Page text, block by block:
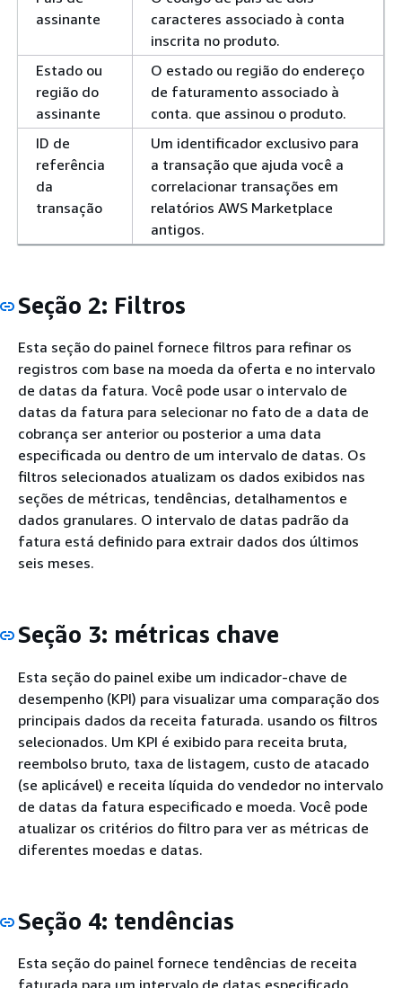
assinante
caracteres associado à conta
inscrita no produto.
Estado ou
região do
assinante
O estado ou região do endereço
de faturamento associado à
conta. que assinou o produto.
ID de
referência
da
transação
Um identificador exclusivo para
a transação que ajuda você a
correlacionar transações em
relatórios AWS Marketplace
antigos.
Seção 2: Filtros
Esta seção do painel fornece filtros para refinar os
registros com base na moeda da oferta e no intervalo
de datas da fatura. Você pode usar o intervalo de
datas da fatura para selecionar no fato de a data de
cobrança ser anterior ou posterior a uma data
especificada ou dentro de um intervalo de datas. Os
filtros selecionados atualizam os dados exibidos nas
seções de métricas, tendências, detalhamentos e
dados granulares. O intervalo de datas padrão da
fatura está definido para extrair dados dos últimos
seis meses.
Seção 3: métricas chave
Esta seção do painel exibe um indicador-chave de
desempenho (KPI) para visualizar uma comparação dos
principais dados da receita faturada. usando os filtros
selecionados. Um KPI é exibido para receita bruta,
reembolso bruto, taxa de listagem, custo de atacado
(se aplicável) e receita líquida do vendedor no intervalo
de datas da fatura especificado e moeda. Você pode
atualizar os critérios do filtro para ver as métricas de
diferentes moedas e datas.
Seção 4: tendências
Esta seção do painel fornece tendências de receita
faturada para um intervalo de datas especificado.